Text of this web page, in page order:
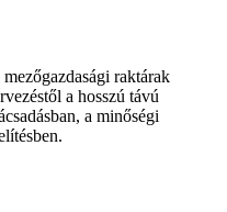
raktárak
a hosszú távú
a minőségi